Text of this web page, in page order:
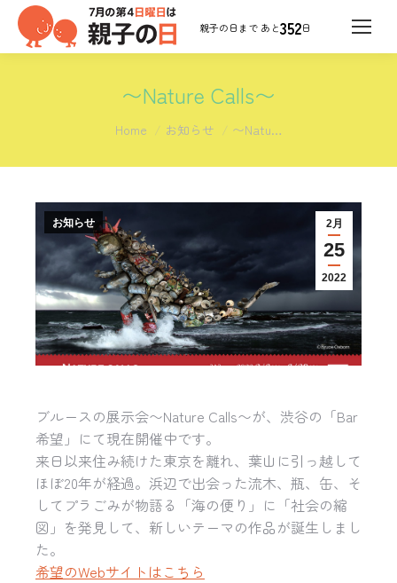
352日
〜Nature Calls〜
You are here:
Home お知らせ 〜Natu…
2月
25
2022
お知らせ
ブルースの展示会〜Nature Calls〜が、渋谷の「Bar
希望」にて現在開催中です。
来日以来住み続けた東京を離れ、葉山に引っ越して
ほぼ20年が経過。浜辺で出会った流木、瓶、缶、そ
してプラごみが物語る「海の便り」に「社会の縮
図」を発見して、新しいテーマの作品が誕生しまし
た。
希望のWebサイトはこちら